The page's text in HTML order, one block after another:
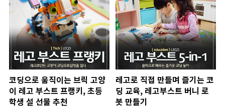
코딩으로 움직이는 브릭 고양
이 레고 부스트 프랭키, 초등
학생 설 선물 추천
레고로 직접 만들며 즐기는 코
딩 교육, 레고부스트 버니 로
봇 만들기